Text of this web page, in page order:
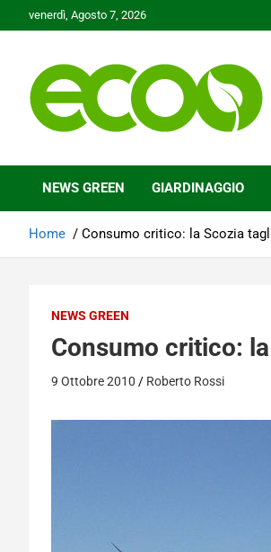
to
venerdì, Agosto 7, 2026
Ecoo.it
NEWS GREEN GIARDINAGGIO
Home Consumo critico: la Scozia
NEWS GREEN
Consumo critico:
9 Ottobre 2010 Roberto Rossi